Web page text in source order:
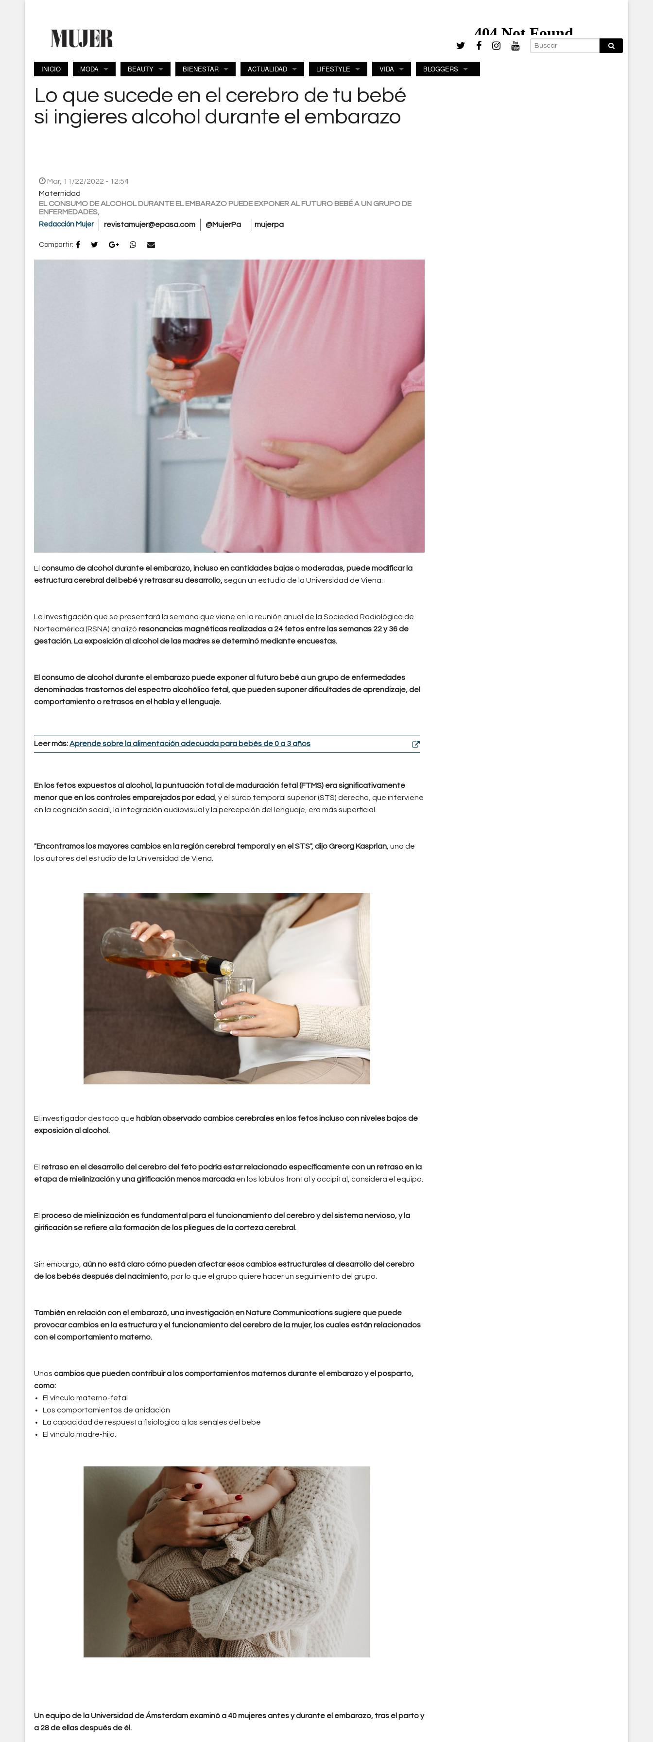
INICIO MODA BEAUTY BIENESTAR ACTUALIDAD LIFESTYLE VIDA BLOGGERS
Lo que sucede en el cerebro de tu bebé
si ingieres alcohol durante el embarazo
Mar, 11/22/2022 - 12:54
Maternidad
EL CONSUMO DE ALCOHOL DURANTE EL EMBARAZO PUEDE EXPONER AL FUTURO BEBÉ A UN GRUPO DE
ENFERMEDADES,
Redacción Mujer revistamujer@epasa.com @MujerPa mujerpa
Compartir:
El consumo de alcohol durante el embarazo, incluso en cantidades bajas o moderadas, puede modificar la
estructura cerebral del bebé y retrasar su desarrollo,según un estudio de la Universidad de Viena.
La investigación que se presentará la semana que viene en la reunión anual de la Sociedad Radiológica de
Norteamérica (RSNA) analizó resonancias magnéticas realizadas a 24 fetos entre las semanas 22 y 36 de
gestación. La exposición al alcohol de las madres se determinó mediante encuestas.
El consumo de alcohol durante el embarazo puede exponer al futuro bebé a un grupo de enfermedades
denominadas trastornos del espectro alcohólico fetal, que pueden suponer dificultades de aprendizaje, del
comportamiento o retrasos en el habla y el lenguaje.
Leer más:Aprende sobre la alimentación adecuada para bebés de 0 a 3 años
En los fetos expuestos al alcohol, la puntuación total de maduración fetal (FTMS) era significativamente
menor que en los controles emparejados por edad , y el surco temporal superior (STS) derecho, que interviene
en la cognición social, la integración audiovisual y la percepción del lenguaje, era más superficial.
"Encontramos los mayores cambios en la región cerebral temporal y en el STS", dijo Greorg Kasprian , uno de
los autores del estudio de la Universidad de Viena.
efectos-alcohol-embarazo.jpg
El investigador destacó que habían observado cambios cerebrales en los fetos incluso con niveles bajos de
exposición al alcohol.
El retraso en el desarrollo del cerebro del feto podría estar relacionado específicamente con un retraso en la
etapa de mielinización y una girificación menos marcada en los lóbulos frontal y occipital, considera el equipo.
El proceso de mielinización es fundamental para el funcionamiento del cerebro y del sistema nervioso, y la
girificación se refiere a la formación de los pliegues de la corteza cerebral.
Sin embargo, aún no está claro cómo pueden afectar esos cambios estructurales al desarrollo del cerebro
de los bebés después del nacimiento , por lo que el grupo quiere hacer un seguimiento del grupo.
También en relación con el embarazó, una investigación en Nature Communications sugiere que puede
provocar cambios en la estructura y el funcionamiento del cerebro de la mujer, los cuales están relacionados
con el comportamiento materno.
Unos cambios que pueden contribuir a los comportamientos maternos durante el embarazo y el posparto,
como:
El vínculo materno-fetal
Los comportamientos de anidación
La capacidad de respuesta fisiológica a las señales del bebé
El vínculo madre-hijo.
pexels-photo-3270224.jpeg
Un equipo de la Universidad de Ámsterdam examinó a 40 mujeres antes y durante el embarazo, tras el parto y
a 28 de ellas después de él.